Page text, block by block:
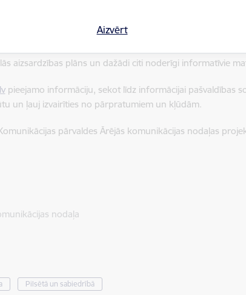
Aizvērt
iedzīvotājiem, kuras saturs balstīts uz
Latvijas iedzīvotājs var veikt valsts aizsardzībai.
semināru laikā apkopoto informāciju, video ierakstiem
aizsardzības plāns un dažādi citi noderīgi informatīvie
pieejamo informāciju, sekot līdz informācijai pašvaldības
un ļauj izvairīties no pārpratumiem un kļūdām.
pārvaldes Ārējās komunikācijas nodaļas
nodaļa
Pilsētā un sabiedrībā